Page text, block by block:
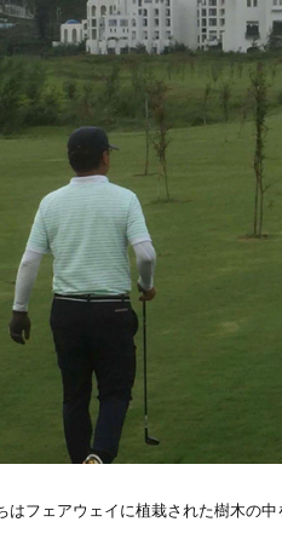
はフェアウェイに植栽された樹木の